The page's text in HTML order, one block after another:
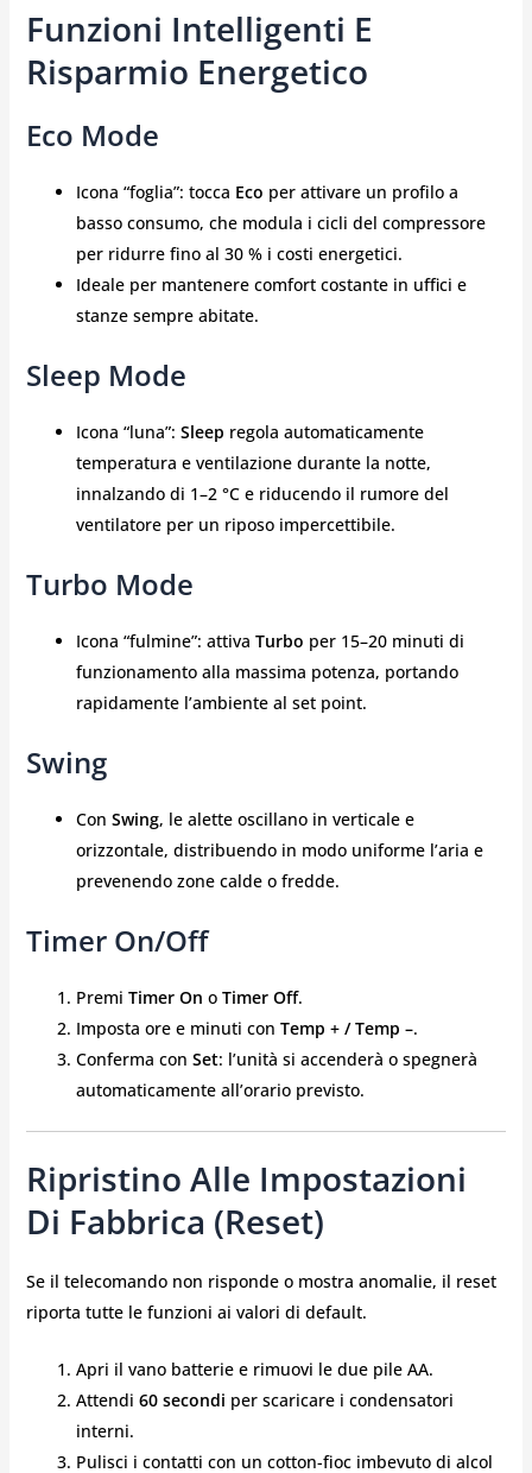
Funzioni Intelligenti E
Risparmio Energetico
Eco Mode
Icona “foglia”: tocca Eco per attivare un profilo a
basso consumo, che modula i cicli del compressore
per ridurre fino al 30 % i costi energetici.
Ideale per mantenere comfort costante in uffici e
stanze sempre abitate.
Sleep Mode
Icona “luna”: Sleep regola automaticamente
temperatura e ventilazione durante la notte,
innalzando di 1–2 °C e riducendo il rumore del
ventilatore per un riposo impercettibile.
Turbo Mode
Icona “fulmine”: attiva Turbo per 15–20 minuti di
funzionamento alla massima potenza, portando
rapidamente l’ambiente al set point.
Swing
Con Swing, le alette oscillano in verticale e
orizzontale, distribuendo in modo uniforme l’aria e
prevenendo zone calde o fredde.
Timer On/Off
Premi Timer On o Timer Off.
Imposta ore e minuti con Temp + / Temp –.
Conferma con Set: l’unità si accenderà o spegnerà
automaticamente all’orario previsto.
Ripristino Alle Impostazioni
Di Fabbrica (reset)
Se il telecomando non risponde o mostra anomalie, il reset
riporta tutte le funzioni ai valori di default.
Apri il vano batterie e rimuovi le due pile AA.
Attendi 60 secondi per scaricare i condensatori
interni.
Pulisci i contatti con un cotton-fioc imbevuto di alcol